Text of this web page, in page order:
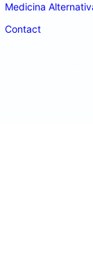
Medicina
Contact